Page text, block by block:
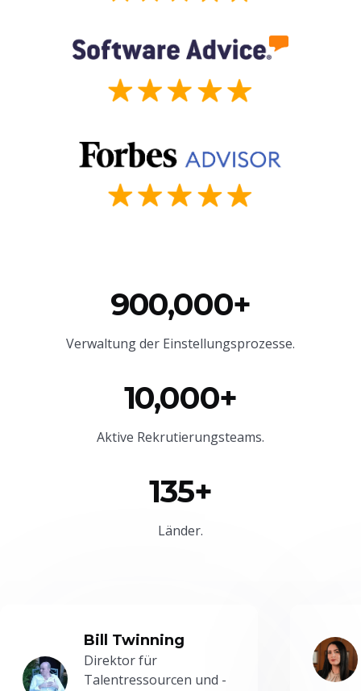
900,000+
Verwaltung der Einstellungsprozesse.
10,000+
Aktive Rekrutierungsteams.
135+
Länder.
Bill Twinning
Direktor für
Talentressourcen und -